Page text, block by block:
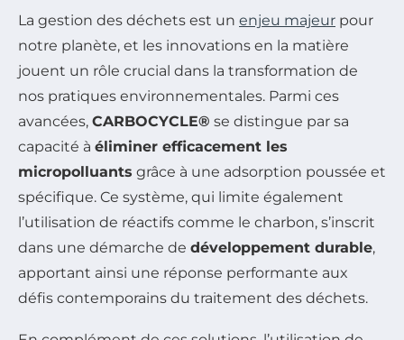
La gestion des déchets est un enjeu majeur pour
notre planète, et les innovations en la matière
jouent un rôle crucial dans la transformation de
nos pratiques environnementales. Parmi ces
avancées, CARBOCYCLE® se distingue par sa
capacité à éliminer efficacement les
micropolluants grâce à une adsorption poussée et
spécifique. Ce système, qui limite également
l’utilisation de réactifs comme le charbon, s’inscrit
dans une démarche de développement durable,
apportant ainsi une réponse performante aux
défis contemporains du traitement des déchets.